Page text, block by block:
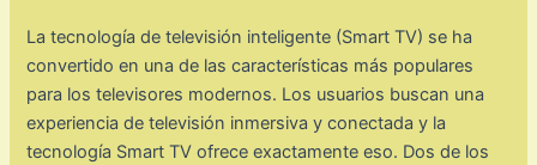
La tecnología de televisión inteligente (Smart TV) se ha
convertido en una de las características más populares
para los televisores modernos. Los usuarios buscan una
experiencia de televisión inmersiva y conectada y la
tecnología Smart TV ofrece exactamente eso. Dos de los